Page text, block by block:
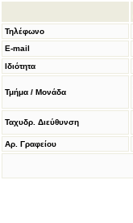
Τηλέφωνο
E-mail
Ιδιότητα
Τμήμα / Μονάδα
Ταχυδρ. Διεύθυνση
Αρ. Γραφείου